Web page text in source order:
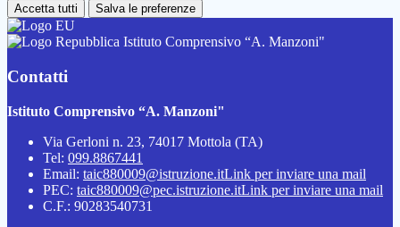
Accetta tutti Salva le preferenze
Istituto Comprensivo “A. Manzoni"
Contatti
Istituto Comprensivo “A. Manzoni"
Via Gerloni n. 23, 74017 Mottola (TA)
Tel: 099.8867441
Email: taic880009@istruzione.itLink per inviare una mail
PEC: taic880009@pec.istruzione.itLink per inviare una mail
C.F.: 90283540731